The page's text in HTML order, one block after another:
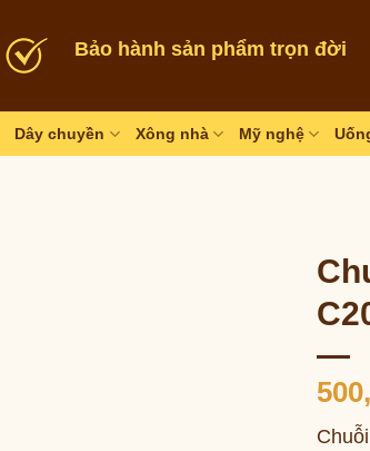
Bảo hành sản phẩm trọn đời
Dây chuyền Xông nhà Mỹ nghệ